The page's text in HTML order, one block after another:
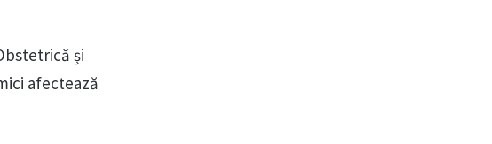
și
afectează